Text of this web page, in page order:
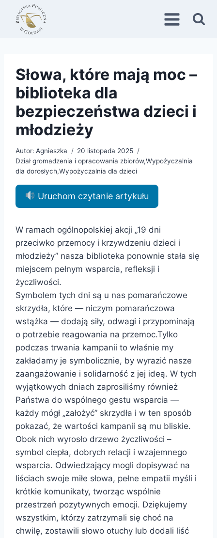
Przejdź
treści
Słowa, które mają moc –
biblioteka dla
bezpieczeństwa dzieci i
młodzieży
Autor: Agnieszka
20 listopada 2025
Dział gromadzenia i opracowania zbiorów,Wypożyczalnia
dla dorosłych,Wypożyczalnia dla dzieci
Uruchom czytanie artykułu
W ramach ogólnopolskiej akcji „19 dni
przeciwko przemocy i krzywdzeniu dzieci i
młodzieży” nasza biblioteka ponownie stała się
miejscem pełnym wsparcia, refleksji i
życzliwości.
Symbolem tych dni są u nas pomarańczowe
skrzydła, które — niczym pomarańczowa
wstążka — dodają siły, odwagi i przypominają
o potrzebie reagowania na przemoc.Tylko
podczas trwania kampanii to właśnie my
zakładamy je symbolicznie, by wyrazić nasze
zaangażowanie i solidarność z jej ideą. W tych
wyjątkowych dniach zaprosiliśmy również
Państwa do wspólnego gestu wsparcia —
każdy mógł „założyć” skrzydła i w ten sposób
pokazać, że wartości kampanii są mu bliskie.
Obok nich wyrosło drzewo życzliwości –
symbol ciepła, dobrych relacji i wzajemnego
wsparcia. Odwiedzający mogli dopisywać na
liściach swoje miłe słowa, pełne empatii myśli i
krótkie komunikaty, tworząc wspólnie
przestrzeń pozytywnych emocji. Dziękujemy
wszystkim, którzy zatrzymali się choć na
chwilę, zostawili słowo otuchy lub dodali liść